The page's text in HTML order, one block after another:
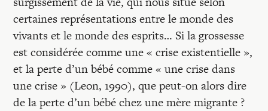
Colloque
Mon panier
certaines représentations entre le monde des
vivants et le monde des esprits… Si la grossesse
est considérée comme une « crise existentielle »,
et la perte d’un bébé comme « une crise dans
une crise » (Leon, 1990), que peut-on alors dire
de la perte d’un bébé chez une mère migrante ?